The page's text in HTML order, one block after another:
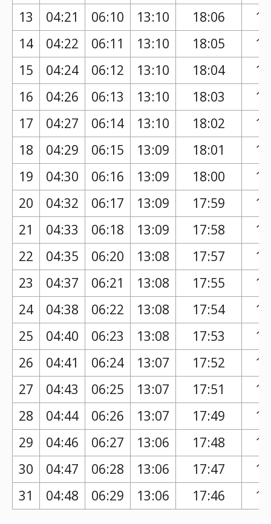
13 04:21 06:10 13:10 18:06
14
04:22 06:11 13:10 18:05
15
04:24 06:12 13:10 18:04
16
04:26 06:13 13:10 18:03
17
04:27 06:14 13:10 18:02
18
04:29 06:15 13:09 18:01
19
04:30 06:16 13:09 18:00
20
04:32 06:17 13:09 17:59
21
04:33 06:18 13:09 17:58
22
04:35 06:20 13:08 17:57
23
04:37 06:21 13:08 17:55
24
04:38 06:22 13:08 17:54
25
04:40 06:23 13:08 17:53
26
04:41 06:24 13:07 17:52
27
04:43 06:25 13:07 17:51
28
04:44 06:26 13:07 17:49
29
04:46 06:27 13:06 17:48
30
04:47 06:28 13:06 17:47
31
04:48 06:29 13:06 17:46